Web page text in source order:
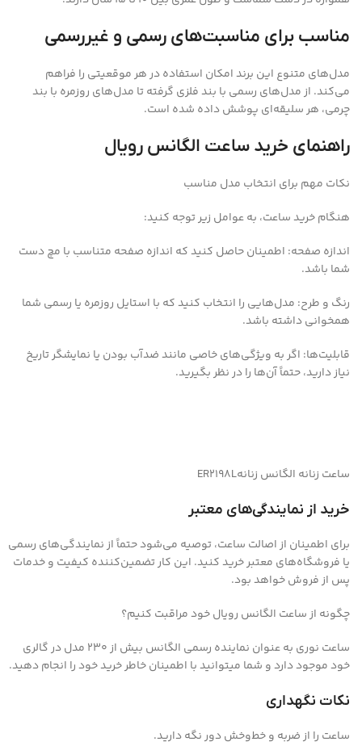
مناسب برای مناسبت‌های رسمی و غیررسمی
مدل‌های متنوع این برند امکان استفاده در هر موقعیتی را فراهم
می‌کند. از مدل‌های رسمی با بند فلزی گرفته تا مدل‌های روزمره با بند
چرمی، هر سلیقه‌ای پوشش داده شده است.
راهنمای خرید ساعت الگانس رویال
نکات مهم برای انتخاب مدل مناسب
هنگام خرید ساعت، به عوامل زیر توجه کنید:
اندازه صفحه: اطمینان حاصل کنید که اندازه صفحه متناسب با مچ دست
شما باشد.
رنگ و طرح: مدل‌هایی را انتخاب کنید که با استایل روزمره یا رسمی شما
همخوانی داشته باشد.
قابلیت‌ها: اگر به ویژگی‌های خاصی مانند ضدآب بودن یا نمایشگر تاریخ
نیاز دارید، حتماً آن‌ها را در نظر بگیرید.
ساعت زنانه الگانس زنانهER2198L
خرید از نمایندگی‌های معتبر
برای اطمینان از اصالت ساعت، توصیه می‌شود حتماً از نمایندگی‌های رسمی
یا فروشگاه‌های معتبر خرید کنید. این کار تضمین‌کننده کیفیت و خدمات
پس از فروش خواهد بود.
چگونه از ساعت الگانس رویال خود مراقبت کنیم؟
ساعت نوری به عنوان نماینده رسمی الگانس بیش از 230 مدل در گالری
خود موجود دارد و شما میتوانید با اطمینان خاطر خرید خود را انجام دهید.
نکات نگهداری
ساعت را از ضربه و خط‌وخش دور نگه دارید.